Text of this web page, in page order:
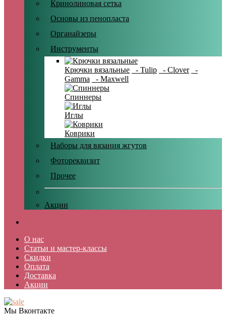
Кринолиновая сетка
Основы из пенопласта
Органайзеры
Инструменты
Крючки вязальные - Tulip - Clover
-
Gamma
- Maxwell
Спиннеры
Иглы
Коврики
Наборы для вязания жгутов
Фотореквизит
Прочее
Акции
О нас
Статьи и мастер-классы
Скидки
Оплата
Доставка
Акции
Мы Вконтакте